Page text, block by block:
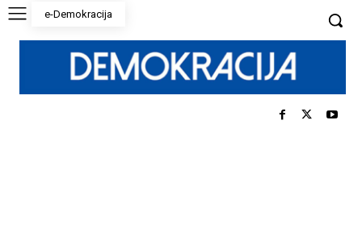
e-Demokracija